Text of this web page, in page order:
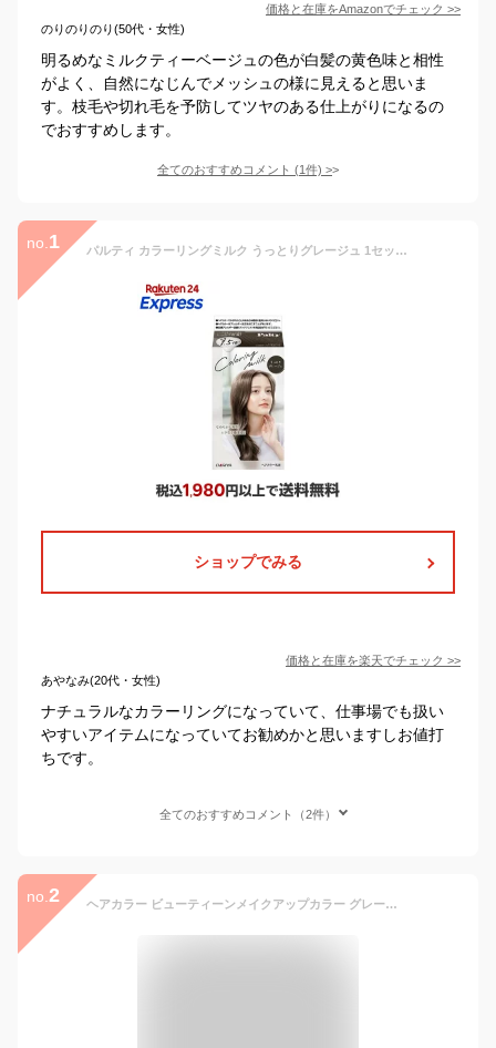
価格と在庫をAmazonでチェック >>
のりのりのり(50代・女性)
明るめなミルクティーベージュの色が白髪の黄色味と相性
がよく、自然になじんでメッシュの様に見えると思いま
す。枝毛や切れ毛を予防してツヤのある仕上がりになるの
でおすすめします。
全てのおすすめコメント (1件) >
no. 1 パルティ カラーリングミルク うっとりグレージュ 1セット 【パルティ】 カラーリング
ショップでみる
価格と在庫を楽天でチェック >>
あやなみ(20代・女性)
ナチュラルなカラーリングになっていて、仕事場でも扱い
やすいアイテムになっていてお勧めかと思いますしお値打
ちです。
全てのおすすめコメント（2件）
no. 2 ヘアカラー ビューティーンメイクアップカラー グレーアッシュ 1個 (x 1)